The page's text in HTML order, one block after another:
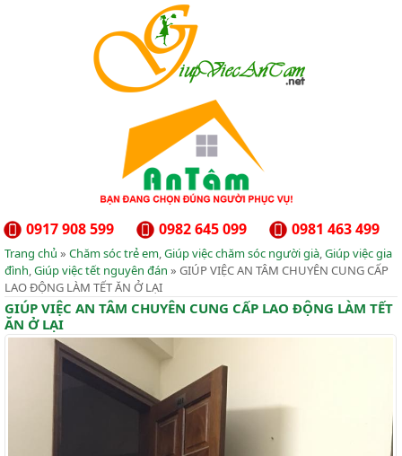
0981 463 499
0982 645 099
0917 908 599
Trang chủ » Chăm sóc trẻ em,Giúp việc chăm sóc người già,Giúp việc gia
đình,Giúp việc tết nguyên đán » GIÚP VIỆC AN TÂM CHUYÊN CUNG CẤP
LAO ĐỘNG LÀM TẾT ĂN Ở LẠI
GIÚP VIỆC AN TÂM CHUYÊN CUNG CẤP LAO ĐỘNG LÀM TẾT
ĂN Ở LẠI